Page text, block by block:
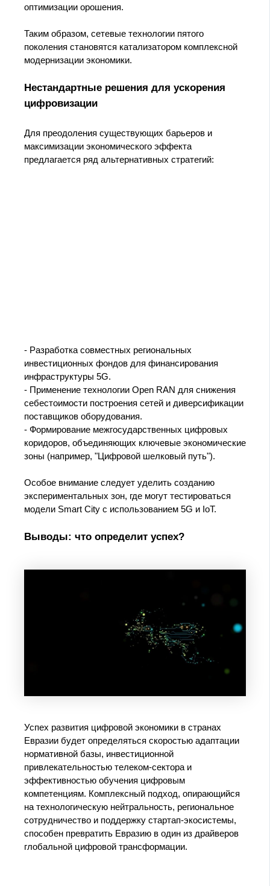
оптимизации орошения.
Таким образом, сетевые технологии пятого
поколения становятся катализатором комплексной
модернизации экономики.
Нестандартные решения для ускорения
цифровизации
Для преодоления существующих барьеров и
максимизации экономического эффекта
предлагается ряд альтернативных стратегий:
- Разработка совместных региональных
инвестиционных фондов для финансирования
инфраструктуры 5G.
- Применение технологии Open RAN для снижения
себестоимости построения сетей и диверсификации
поставщиков оборудования.
- Формирование межгосударственных цифровых
коридоров, объединяющих ключевые экономические
зоны (например, "Цифровой шелковый путь").
Особое внимание следует уделить созданию
экспериментальных зон, где могут тестироваться
модели Smart City с использованием 5G и IoT.
Выводы: что определит успех?
Успех развития цифровой экономики в странах
Евразии будет определяться скоростью адаптации
нормативной базы, инвестиционной
привлекательностью телеком-сектора и
эффективностью обучения цифровым
компетенциям. Комплексный подход, опирающийся
на технологическую нейтральность, региональное
сотрудничество и поддержку стартап-экосистемы,
способен превратить Евразию в один из драйверов
глобальной цифровой трансформации.